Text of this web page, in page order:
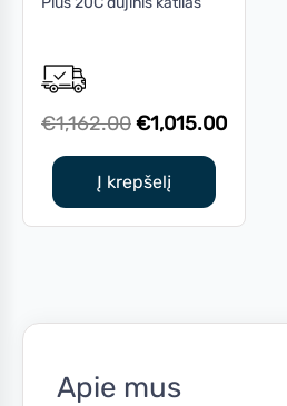
€1,162.00Original
price
was:
€1,162.00.
€1,015.00Current
Į krepšelį
Apie mus